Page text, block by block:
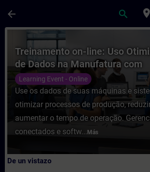
arrow_back search place
Curso - Treinamento on-
Treinamento on-line: Uso
de Dados na Manufatura com
Industrial Edge
Learning Event - Online
Use os dados de suas máquinas e
otimizar processos de produção,
aumentar o tempo de operação.
conectados e softw... Más
De un vistazo